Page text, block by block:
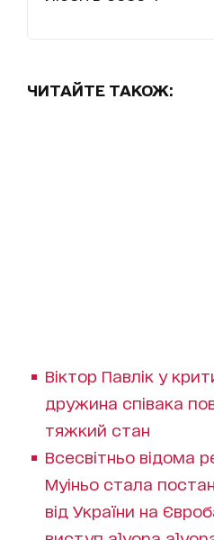
ЧИТАЙТЕ ТАКОЖ:
Віктор Павлік у
дружина співака
тяжкий стан
Всесвітньо відома
Муіньо стала
від України на